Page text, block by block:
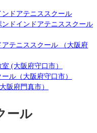
ドアテニススクール
ドインドアテニススクール
テニススクール （大阪府
(大阪府守口市）
ル（大阪府守口市）
阪府門真市）
ール